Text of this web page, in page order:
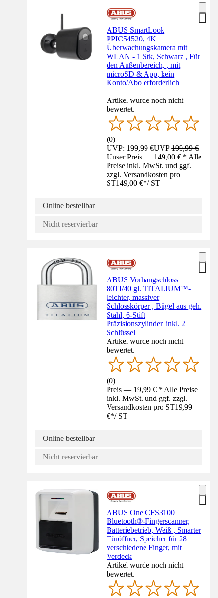
ABUS SmartLook
PPIC54520, 4K
Überwachungskamera mit
WLAN - 1 Stk, Schwarz , Für
den Außenbereich, , mit
microSD & App, kein
Konto/Abo erforderlich
Artikel wurde noch nicht
bewertet.
(0)
UVP: 199,99 €UVP199,99 €
Unser Preis — 149,00 € * Alle
Preise inkl. MwSt. und ggf.
zzgl. Versandkosten pro
ST149,00 €*/ ST
Online bestellbar
Nicht reservierbar
ABUS Vorhangschloss
80TI/40 gl. TITALIUM™-
leichter, massiver
Schlosskörper , Bügel aus geh.
Stahl, 6-Stift
Präzisionszylinder, inkl. 2
Schlüssel
Artikel wurde noch nicht
bewertet.
(0)
Preis — 19,99 € * Alle Preise
inkl. MwSt. und ggf. zzgl.
Versandkosten pro ST19,99
€*/ ST
Online bestellbar
Nicht reservierbar
ABUS One CFS3100
Bluetooth®-Fingerscanner,
Batteriebetrieb, Weiß , Smarter
Türöffner, Speicher für 28
verschiedene Finger, mit
Verdeck
Artikel wurde noch nicht
bewertet.